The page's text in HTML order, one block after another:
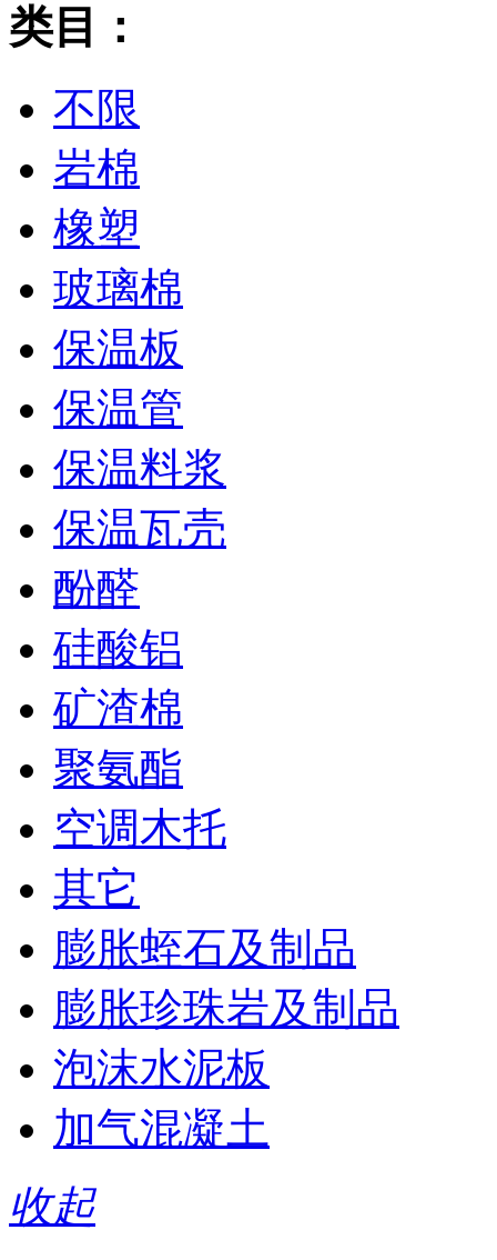
类目：
不限
岩棉
橡塑
玻璃棉
保温板
保温管
保温料浆
保温瓦壳
酚醛
硅酸铝
矿渣棉
聚氨酯
空调木托
其它
膨胀蛭石及制品
膨胀珍珠岩及制品
泡沫水泥板
加气混凝土
收起